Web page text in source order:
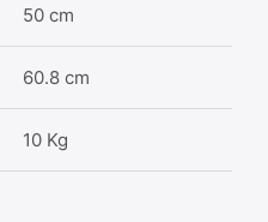
50 cm
60.8 cm
10 Kg